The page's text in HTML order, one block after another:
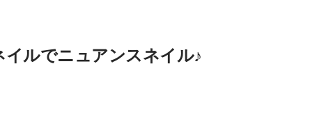
ルでニュアンスネイル♪